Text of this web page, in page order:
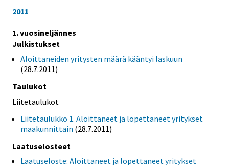
2011
1. vuosineljännes
Julkistukset
Aloittaneiden yritysten määrä kääntyi laskuun
(28.7.2011)
Taulukot
Liitetaulukot
Liitetaulukko 1. Aloittaneet ja lopettaneet yritykset
maakunnittain (28.7.2011)
Laatuselosteet
Laatuseloste: Aloittaneet ja lopettaneet yritykset